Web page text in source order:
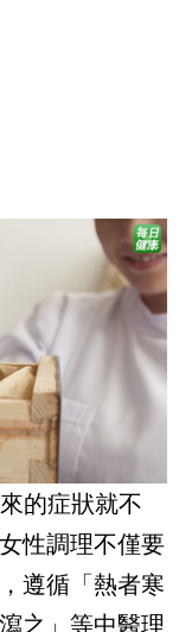
的症狀就不
性調理不僅要
遵循「熱者寒
之」等中醫理